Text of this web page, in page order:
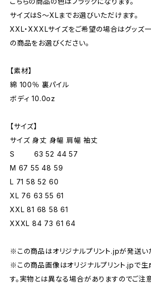
サイズはS〜XLまでお選びいただけます。
XXL・XXXLサイズをご希望の場合はグッズ
の商品をお選びください。
【素材】
綿 100％ 裏パイル
ボディ 10.0oz
【サイズ】
サイズ 身丈 身幅 肩幅 袖丈
S 63 52 44 57
M 67 55 48 59
L 71 58 52 60
XL 76 63 55 61
XXL 81 68 58 61
XXXL 84 73 61 64
※この商品はオリジナルプリント.jpが発送い
※この商品画像はオリジナルプリント.jpで生
す。実物とは異なる場合がありますのでご注意